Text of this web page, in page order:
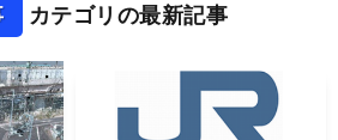
カテゴリの最新記事